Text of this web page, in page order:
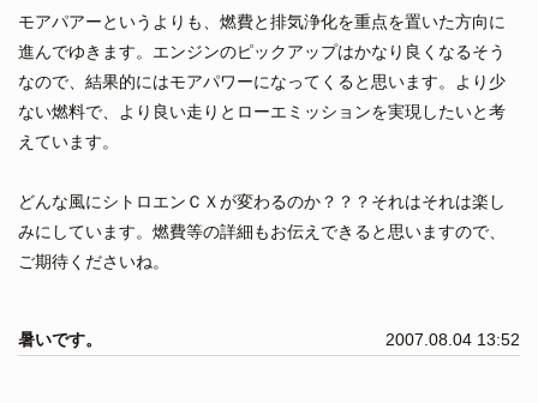
モアパアーというよりも、燃費と排気浄化を重点を置いた方向に
進んでゆきます。エンジンのピックアップはかなり良くなるそう
なので、結果的にはモアパワーになってくると思います。より少
ない燃料で、より良い走りとローエミッションを実現したいと考
えています。
どんな風にシトロエンＣＸが変わるのか？？？それはそれは楽し
みにしています。燃費等の詳細もお伝えできると思いますので、
ご期待くださいね。
暑いです。 2007.08.04 13:52